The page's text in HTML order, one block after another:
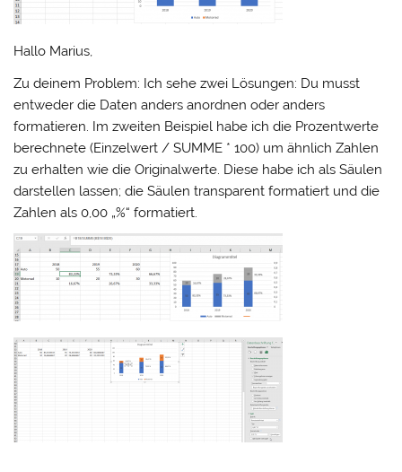
Hallo Marius,
Zu deinem Problem: Ich sehe zwei Lösungen: Du musst
entweder die Daten anders anordnen oder anders
formatieren. Im zweiten Beispiel habe ich die Prozentwerte
berechnete (Einzelwert / SUMME * 100) um ähnlich Zahlen
zu erhalten wie die Originalwerte. Diese habe ich als Säulen
darstellen lassen; die Säulen transparent formatiert und die
Zahlen als 0,00 „%“ formatiert.